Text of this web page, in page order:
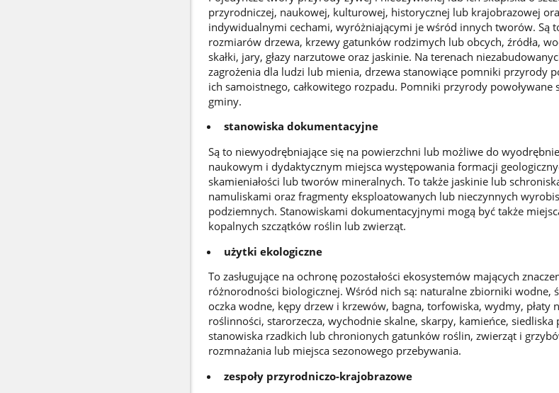
przyrodniczej, naukowej, kulturowej, historycznej lub krajobrazowej
indywidualnymi cechami, wyróżniającymi je wśród innych tworów. Są
rozmiarów drzewa, krzewy gatunków rodzimych lub obcych, źródła,
skałki, jary, głazy narzutowe oraz jaskinie. Na terenach
zagrożenia dla ludzi lub mienia, drzewa stanowiące pomniki przyrody
ich samoistnego, całkowitego rozpadu. Pomniki przyrody powoływane
gminy.
stanowiska dokumentacyjne
Są to niewyodrębniające się na powierzchni lub możliwe do
naukowym i dydaktycznym miejsca występowania formacji
skamieniałości lub tworów mineralnych. To także jaskinie lub
namuliskami oraz fragmenty eksploatowanych lub nieczynnych
podziemnych. Stanowiskami dokumentacyjnymi mogą być także
kopalnych szczątków roślin lub zwierząt.
użytki ekologiczne
To zasługujące na ochronę pozostałości ekosystemów mających
różnorodności biologicznej. Wśród nich są: naturalne zbiorniki wodne,
oczka wodne, kępy drzew i krzewów, bagna, torfowiska, wydmy, płaty
roślinności, starorzecza, wychodnie skalne, skarpy, kamieńce, siedliska
stanowiska rzadkich lub chronionych gatunków roślin, zwierząt i
rozmnażania lub miejsca sezonowego przebywania.
zespoły przyrodniczo-krajobrazowe